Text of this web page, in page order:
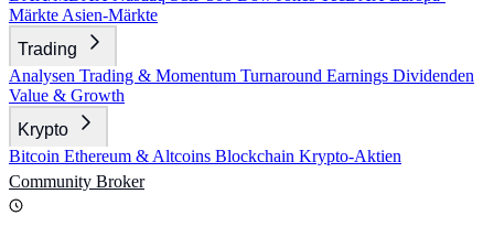
Märkte Asien-Märkte
Trading
Analysen Trading & Momentum Turnaround Earnings Dividenden
Value & Growth
Krypto
Bitcoin Ethereum & Altcoins Blockchain Krypto-Aktien
Community Broker